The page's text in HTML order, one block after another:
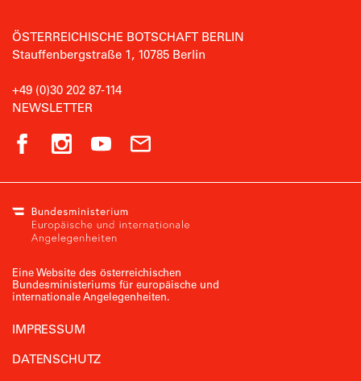
ÖSTERREICHISCHE BOTSCHAFT BERLIN
Stauffenbergstraße 1, 10785 Berlin
+49 (0)30 202 87-114
NEWSLETTER
Eine Website des österreichischen
Bundesministeriums für europäische und
internationale Angelegenheiten.
IMPRESSUM
DATENSCHUTZ